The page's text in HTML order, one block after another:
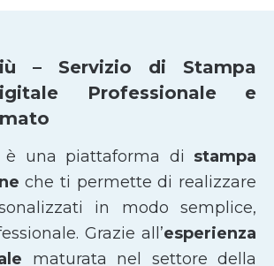
– Servizio di Stampa
Professionale e
è una piattaforma di stampa
che ti permette di realizzare
in modo semplice,
Grazie all’esperienza
maturata nel settore della